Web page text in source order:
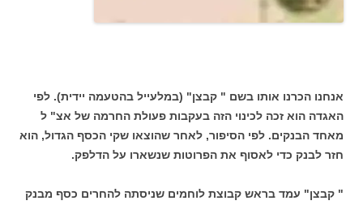
אנחנו הכרנו אותו בשם " קבצן" (במלעייל בהטעמה יידית). לפי
האגדה הוא זכה לכינוי הזה בעקבות פעולת החרמה של אצ" ל
מאחד הבנקים. לפי הסיפור, לאחר שהוצאו שקי הכסף הגדול, הוא
חזר לבנק כדי לאסוף את הפרוטות שנשארו על הדלפק.
" קבצן" עמד בראש קבוצת לוחמים שניסתה להחרים כסף מבנק